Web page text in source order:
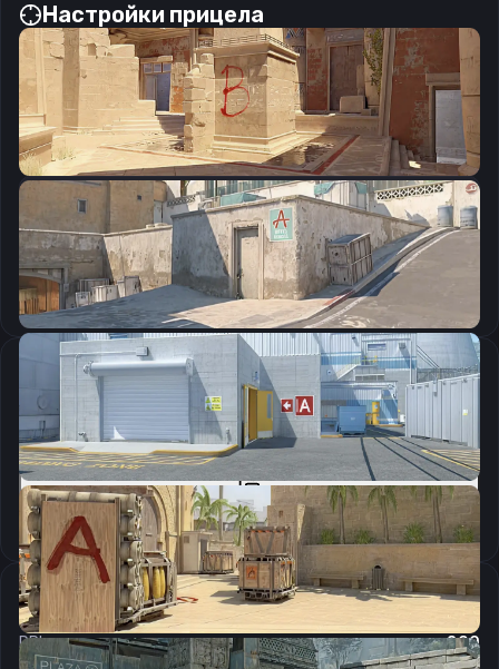
Настройки прицела
CSGO-OAKS9-rB6L6-o4WRN-Dd2qb-aDtdA
Скопировать
Параметры запуска
Скопировать
Настройки мыши
DPI:
800